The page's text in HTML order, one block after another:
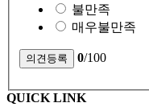
불만족
매우불만족
0/100
QUICK LINK